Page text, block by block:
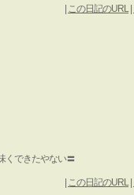
この日記のURL|
くできたやない〓
この日記のURL|